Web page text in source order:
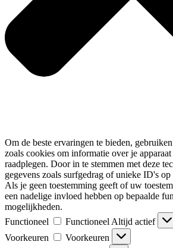
Om de beste ervaringen te bieden,
zoals cookies om informatie over je
raadplegen. Door in te stemmen met deze
gegevens zoals surfgedrag of unieke ID's
Als je geen toestemming geeft of uw
een nadelige invloed hebben op bepaalde
mogelijkheden.
Functioneel
FunctioneelAltijd actief
Voorkeuren
Voorkeuren